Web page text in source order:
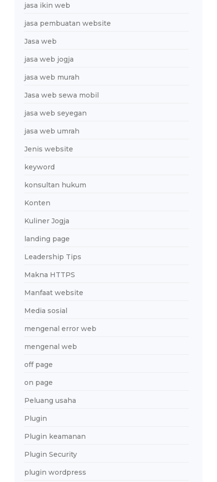
jasa ikin web
jasa pembuatan website
Jasa web
jasa web jogja
jasa web murah
Jasa web sewa mobil
jasa web seyegan
jasa web umrah
Jenis website
keyword
konsultan hukum
Konten
Kuliner Jogja
landing page
Leadership Tips
Makna HTTPS
Manfaat website
Media sosial
mengenal error web
mengenal web
off page
on page
Peluang usaha
Plugin
Plugin keamanan
Plugin Security
plugin wordpress